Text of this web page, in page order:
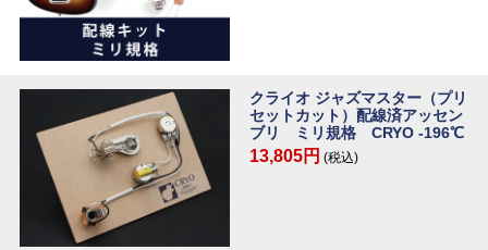
クライオ ジャズマスター（プリ
セットカット）配線済アッセン
ブリ ミリ規格 CRYO -196℃
13,805円 (税込)